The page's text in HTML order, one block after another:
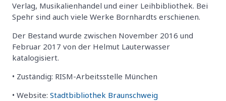
Verlag, Musikalienhandel und einer Leihbibliothek. Bei
Spehr sind auch viele Werke Bornhardts erschienen.
Der Bestand wurde zwischen November 2016 und
Februar 2017 von der Helmut Lauterwasser
katalogisiert.
• Zuständig: RISM-Arbeitsstelle München
• Website: Stadtbibliothek Braunschweig